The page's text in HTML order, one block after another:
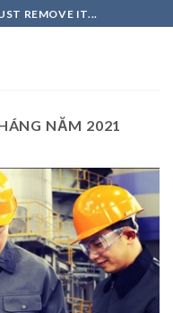
REMOVE IT...
NĂM 2021